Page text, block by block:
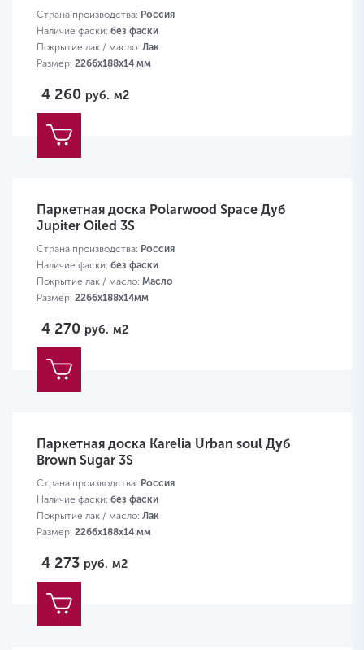
Страна производства: Россия
Наличие фаски: без фаски
Покрытие лак / масло: Лак
Размер: 2266х188х14 мм
4 260 руб. м2
Паркетная доска Polarwood Space Дуб
Jupiter Oiled 3S
Страна производства: Россия
Наличие фаски: без фаски
Покрытие лак / масло: Масло
Размер: 2266х188х14мм
4 270 руб. м2
Паркетная доска Karelia Urban soul Дуб
Brown Sugar 3S
Страна производства: Россия
Наличие фаски: без фаски
Покрытие лак / масло: Лак
Размер: 2266х188х14 мм
4 273 руб. м2